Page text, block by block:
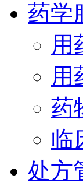
药学
用
用
药
临
处方